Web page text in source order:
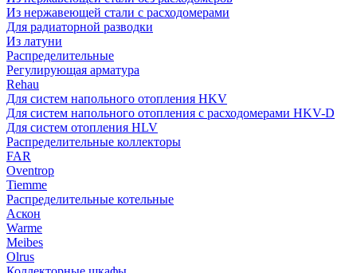
Из нержавеющей стали с расходомерами
Для радиаторной разводки
Из латуни
Распределительные
Регулирующая арматура
Rehau
Для систем напольного отопления HKV
Для систем напольного отопления с расходомерами HKV-D
Для систем отопления HLV
Распределительные коллекторы
FAR
Oventrop
Tiemme
Распределительные котельные
Аскон
Warme
Meibes
Olrus